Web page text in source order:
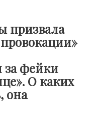
призвала
за фейки
О каких
она